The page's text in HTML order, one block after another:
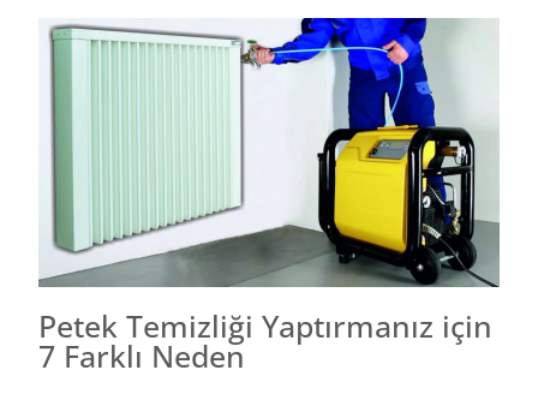
Petek Temizliği Yaptırmanız için
7 Farklı Neden